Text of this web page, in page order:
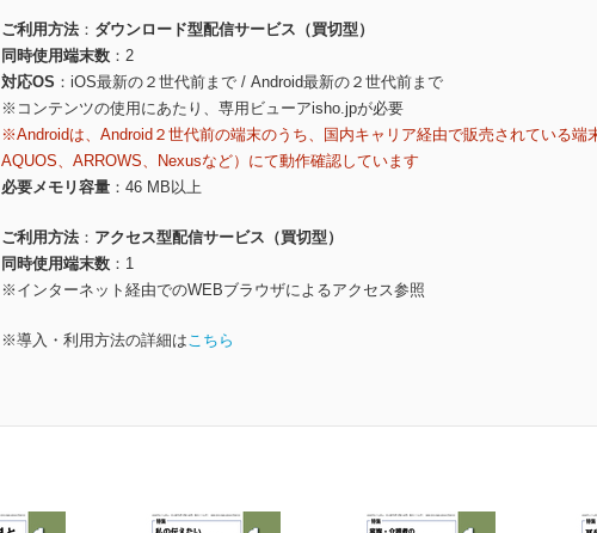
ご利用方法
ダウンロード型配信サービス（買切型）
同時使用端末数
2
対応OS
iOS最新の２世代前まで / Android最新の２世代前まで
※コンテンツの使用にあたり、専用ビューアisho.jpが必要
※Androidは、Android２世代前の端末のうち、国内キャリア経由で販売されている端
AQUOS、ARROWS、Nexusなど）にて動作確認しています
必要メモリ容量
46 MB以上
ご利用方法
アクセス型配信サービス（買切型）
同時使用端末数
1
※インターネット経由でのWEBブラウザによるアクセス参照
※導入・利用方法の詳細はこちら